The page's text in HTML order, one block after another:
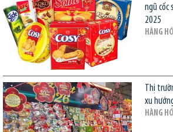
ngũ cốc
2025
HÀNG
Thị
xu
HÀNG